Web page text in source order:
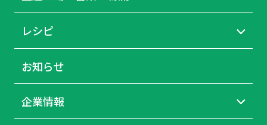
レシピ
お知らせ
企業情報